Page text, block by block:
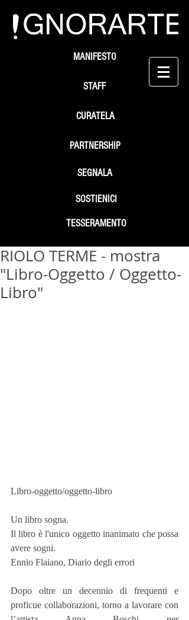
STAFF
SEGNALA
SOSTIENICI
MANIFESTO
PARTNERSHIP
TESSERAMENTO
CURATELA
RIOLO TERME - mostra
"Libro-Oggetto / Oggetto-
Libro"
Libro-oggetto/oggetto-libro
Un libro sogna.
Il libro è l'unico oggetto inanimato che possa
avere sogni.
Ennio Flaiano, Diario degli errori
Dopo oltre un decennio di frequenti e
proficue collaborazioni, torno a lavorare con